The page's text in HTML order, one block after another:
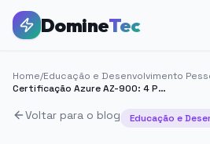
DomineTec
Home/Educação e Desenvolvimento
Certificação Azure AZ-900: 4 Passos para Estudar e Passar na Prova
Voltar para o blog Educação e